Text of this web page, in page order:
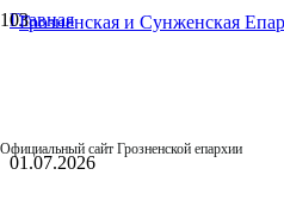
Официальный сайт Грозненской епархии
Главная
01.07.2026